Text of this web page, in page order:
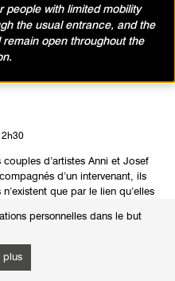
personnelles dans le but
plus
d’artistes Anni et Josef
d’un intervenant, ils
que par le lien qu’elles
aux effets variés et magiques, en
surface composée de cercles
people with limited mobility
the usual entrance, and the
open throughout the